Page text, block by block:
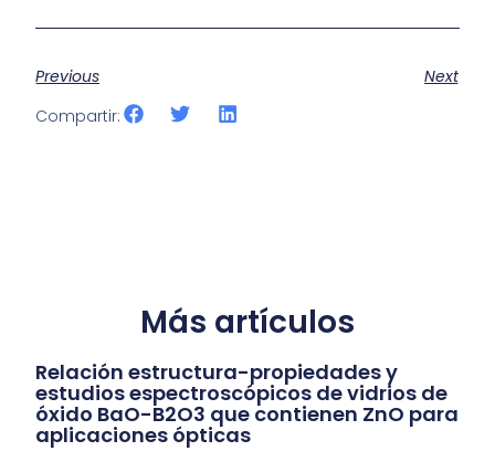
Previous
Next
Compartir:
Más artículos
Relación estructura-propiedades y
estudios espectroscópicos de vidrios de
óxido BaO-B2O3 que contienen ZnO para
aplicaciones ópticas